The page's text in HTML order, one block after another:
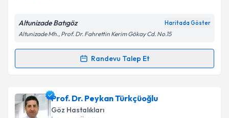
Kişisel verilerimin işlenmesine ilişkin
Metni'ni okudum ve kişisel verilerimin belirtilen
Takvim Talebini Gönder
Altunizade Batıgöz Haritada Göster
Altunizade Mh., Prof. Dr. Fahrettin Kerim Gökay Cd. No.15
Randevu Talep Et
Randevu Takvimi Talebi
Prof. Dr. Suphi Acariçin randevu takvimi talebi
oluşturun. Size bu uzmandan randevu almanız için bir
Prof. Dr. Peykan Türkçüoğlu
Göz Hastalıkları